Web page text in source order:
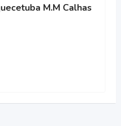
M.M Calhas